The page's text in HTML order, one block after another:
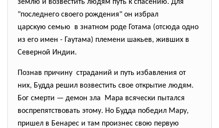
землю и возвестить людям путь к спасению. Для
"последнего своего рождения" он избрал
царскую семью в знатном роде Готама (отсюда одно
из его имен - Гаутама) племени шакьев, живших в
Северной Индии.
Познав причину страданий и путь избавления от
них, Будда решил возвестить свое открытие людям.
Бог смерти — демон зла Мара всячески пытался
воспрепятствовать этому. Но Будда победил Мару,
пришел в Бенарес и там произнес свою первую